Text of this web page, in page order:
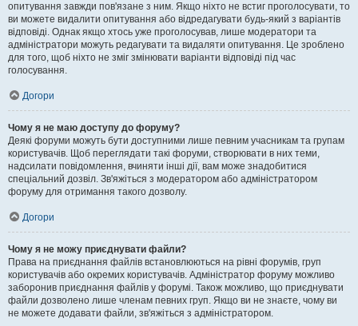
опитування завжди пов'язане з ним. Якщо ніхто не встиг проголосувати, то
ви можете видалити опитування або відредагувати будь-який з варіантів
відповіді. Однак якщо хтось уже проголосував, лише модератори та
адміністратори можуть редагувати та видаляти опитування. Це зроблено
для того, щоб ніхто не зміг змінювати варіанти відповіді під час
голосування.
Догори
Чому я не маю доступу до форуму?
Деякі форуми можуть бути доступними лише певним учасникам та групам
користувачів. Щоб переглядати такі форуми, створювати в них теми,
надсилати повідомлення, вчиняти інші дії, вам може знадобитися
спеціальний дозвіл. Зв'яжіться з модератором або адміністратором
форуму для отримання такого дозволу.
Догори
Чому я не можу приєднувати файли?
Права на приєднання файлів встановлюються на рівні форумів, груп
користувачів або окремих користувачів. Адміністратор форуму можливо
заборонив приєднання файлів у форумі. Також можливо, що приєднувати
файли дозволено лише членам певних груп. Якщо ви не знаєте, чому ви
не можете додавати файли, зв'яжіться з адміністратором.